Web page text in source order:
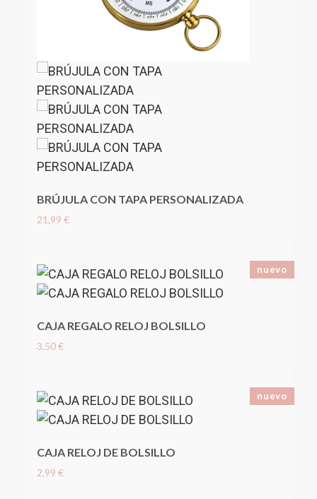
BRÚJULA CON TAPA PERSONALIZADA
21,99 €
CAJA REGALO RELOJ BOLSILLO
3,50 €
nuevo
CAJA RELOJ DE BOLSILLO
2,99 €
nuevo